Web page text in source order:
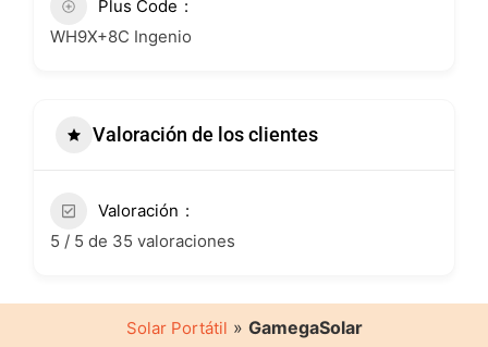
Plus Code
WH9X+8C Ingenio
Valoración de los clientes
Valoración
5 / 5 de 35 valoraciones
Solar Portátil » GamegaSolar